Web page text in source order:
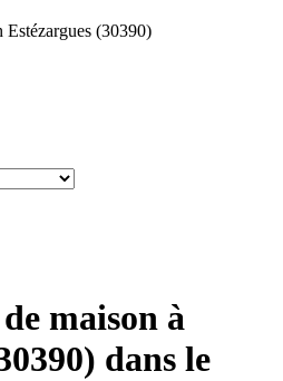
Estézargues (30390)
maison à
dans le